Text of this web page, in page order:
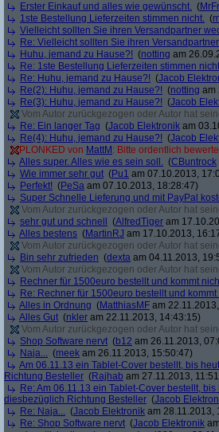
Erster Einkauf und alles wie gewünscht. (
1ste Bestellung Lieferzeiten stimmen nicht. (
Vielleicht sollten Sie ihren Versandpartner
Re: Vielleicht sollten Sie ihren
Huhu, jemand zu Hause?! (notting am
Re: 1ste Bestellung Lieferzeiten stimmen
Re: Huhu, jemand zu Hause?! (Jacob
Re(2): Huhu, jemand zu Hause?! (notting am
Re(3): Huhu, jemand zu Hause?! (Jacob
Vom Autor zurückgezogen oder Autor hat
Re: Ein langer Tag (Jacob Elektronik am
Re(4): Huhu, jemand zu Hause?! (Jacob
PLONKED von MattM : Bitte ordentlich
Alles super. Alles wie es sein soll. (CBuntrock
Wie immer sehr gut (Pu1 am 07.10.2013,
Perfekt! (PeSa am 07.10.2013, 18:28:47)
Super Schnelle Lieferung und mit PayPal
Vom Autor zurückgezogen oder Autor hat
sehr gut und schnell
(AlfredTiger am
Alles bestens (MartinRJ am 17.10.2013,
Vom Autor zurückgezogen oder Autor hat
Bin sehr zufrieden (dexta am 04.11.2013,
Vom Autor zurückgezogen oder Autor hat
Rechner für 1500euro bestellt und kommt
Re: Rechner für 1500euro bestellt und kommt
Alles in Ordnung (MatthiasMF am
Alles Gut (nkler am 22.11.2013, 14:43:15)
Vom Autor zurückgezogen oder Autor hat
Shop Software nervt (b12 am 26.11.2013,
Naja... (meek am 26.11.2013, 15:50:47)
Am 06.11.13 ein Tablet-Cover bestellt, bis
Richtung Besteller (Rajhab am 27.11.2013,
Re: Am 06.11.13 ein Tablet-Cover bestellt,
diesbezüglich Richtung Besteller (Jacob
Re: Naja... (Jacob Elektronik am 28.11.2013,
Re: Shop Software nervt (Jacob Elektronik